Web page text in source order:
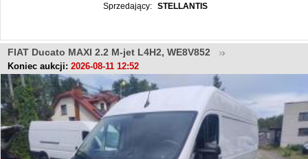
Sprzedający:
STELLANTIS
FIAT Ducato MAXI 2.2 M-jet L4H2, WE8V852
Koniec aukcji: 2026-08-11 12:52